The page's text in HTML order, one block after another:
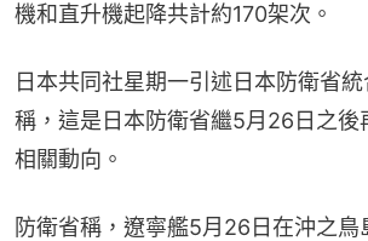
機和直升機起降共計約170架次。
日本共同社星期一引述日本防衛省
稱，這是日本防衛省繼5月26日之後
相關動向。
防衛省稱，遼寧艦5月26日在沖之鳥